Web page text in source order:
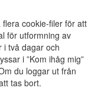
cookie-filer för att
för utformning av
i två dagar och
i ”Kom ihåg mig”
du loggar ut från
tas bort.